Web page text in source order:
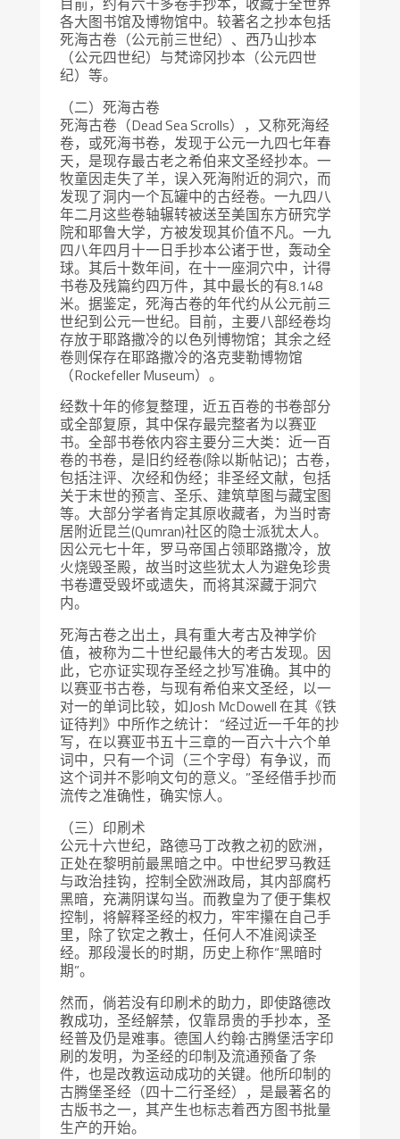
各大图书馆及博物馆中。较著名之抄本包括
死海古卷（公元前三世纪）、西乃山抄本
（公元四世纪）与梵谛冈抄本（公元四世
纪）等。
（二）死海古卷
死海古卷（Dead Sea Scrolls），又称死海经
卷，或死海书卷，发现于公元一九四七年春
天，是现存最古老之希伯来文圣经抄本。一
牧童因走失了羊，误入死海附近的洞穴，而
发现了洞内一个瓦罐中的古经卷。一九四八
年二月这些卷轴辗转被送至美国东方研究学
院和耶鲁大学，方被发现其价值不凡。一九
四八年四月十一日手抄本公诸于世，轰动全
球。其后十数年间，在十一座洞穴中，计得
书卷及残篇约四万件，其中最长的有8.148
米。据鉴定，死海古卷的年代约从公元前三
世纪到公元一世纪。目前，主要八部经卷均
存放于耶路撒冷的以色列博物馆；其余之经
卷则保存在耶路撒冷的洛克斐勒博物馆
（Rockefeller Museum）。
经数十年的修复整理，近五百卷的书卷部分
或全部复原，其中保存最完整者为以赛亚
书。全部书卷依内容主要分三大类：近一百
卷的书卷，是旧约经卷(除以斯帖记)；古卷，
包括注评、次经和伪经；非圣经文献，包括
关于末世的预言、圣乐、建筑草图与藏宝图
等。大部分学者肯定其原收藏者，为当时寄
居附近昆兰(Qumran)社区的隐士派犹太人。
因公元七十年，罗马帝国占领耶路撒冷，放
火烧毁圣殿，故当时这些犹太人为避免珍贵
书卷遭受毁坏或遗失，而将其深藏于洞穴
内。
死海古卷之出土，具有重大考古及神学价
值，被称为二十世纪最伟大的考古发现。因
此，它亦证实现存圣经之抄写准确。其中的
以赛亚书古卷，与现有希伯来文圣经，以一
对一的单词比较，如Josh McDowell 在其《铁
证待判》中所作之统计： “经过近一千年的抄
写，在以赛亚书五十三章的一百六十六个单
词中，只有一个词（三个字母）有争议，而
这个词并不影响文句的意义。”圣经借手抄而
流传之准确性，确实惊人。
（三）印刷术
公元十六世纪，路德马丁改教之初的欧洲，
正处在黎明前最黑暗之中。中世纪罗马教廷
与政治挂钩，控制全欧洲政局，其内部腐朽
黑暗，充满阴谋勾当。而教皇为了便于集权
控制，将解释圣经的权力，牢牢攥在自己手
里，除了钦定之教士，任何人不准阅读圣
经。那段漫长的时期，历史上称作“黑暗时
期”。
然而，倘若没有印刷术的助力，即使路德改
教成功，圣经解禁，仅靠昂贵的手抄本，圣
经普及仍是难事。德国人约翰·古腾堡活字印
刷的发明，为圣经的印制及流通预备了条
件，也是改教运动成功的关键。他所印制的
古腾堡圣经（四十二行圣经），是最著名的
古版书之一，其产生也标志着西方图书批量
生产的开始。